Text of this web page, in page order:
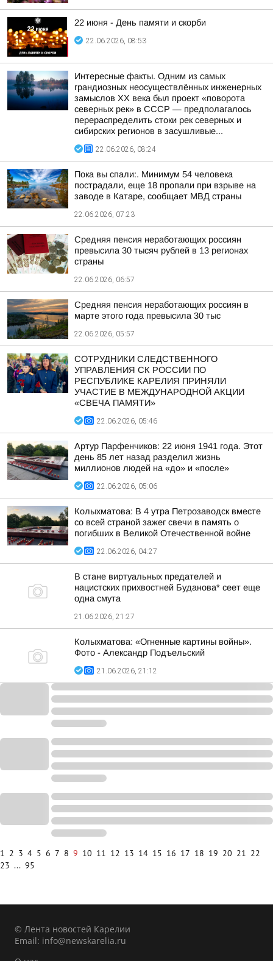
22 июня - День памяти и скорби
22.06.2026, 08:53
Интересные факты. Одним из самых
грандиозных неосуществлённых инженерных
замыслов XX века был проект «поворота
северных рек» в СССР — предполагалось
перераспределить стоки рек северных и
сибирских регионов в засушливые...
22.06.2026, 08:24
Пока вы спали:. Минимум 54 человека
пострадали, еще 18 пропали при взрыве на
заводе в Катаре, сообщает МВД страны
22.06.2026, 07:23
Средняя пенсия неработающих россиян
превысила 30 тысяч рублей в 13 регионах
страны
22.06.2026, 06:57
Средняя пенсия неработающих россиян в
марте этого года превысила 30 тыс
22.06.2026, 05:57
СОТРУДНИКИ СЛЕДСТВЕННОГО
УПРАВЛЕНИЯ СК РОССИИ ПО
РЕСПУБЛИКЕ КАРЕЛИЯ ПРИНЯЛИ
УЧАСТИЕ В МЕЖДУНАРОДНОЙ АКЦИИ
«СВЕЧА ПАМЯТИ»
22.06.2026, 05:46
Артур Парфенчиков: 22 июня 1941 года. Этот
день 85 лет назад разделил жизнь
миллионов людей на «до» и «после»
22.06.2026, 05:06
Колыхматова: В 4 утра Петрозаводск вместе
со всей страной зажег свечи в память о
погибших в Великой Отечественной войне
22.06.2026, 04:27
В стане виртуальных предателей и
нацистских прихвостней Буданова* сеет еще
одна смута
21.06.2026, 21:27
Колыхматова: «Огненные картины войны».
Фото - Александр Подъельский
21.06.2026, 21:12
1 2 3 4 5 6 7 8 9 10 11 12 13 14 15 16 17 18 19 20 21 22
23 ... 95
© Лента новостей Карелии
Email: info@newskarelia.ru